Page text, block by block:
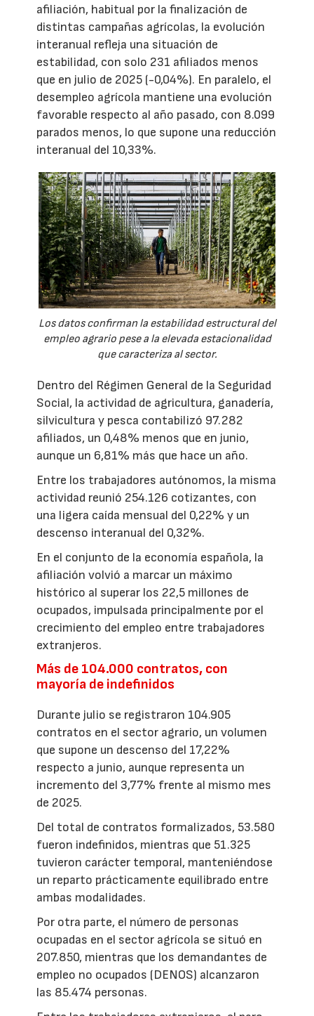
afiliación, habitual por la finalización de
distintas campañas agrícolas, la evolución
interanual refleja una situación de
estabilidad, con solo 231 afiliados menos
que en julio de 2025 (-0,04%). En paralelo, el
desempleo agrícola mantiene una evolución
favorable respecto al año pasado, con 8.099
parados menos, lo que supone una reducción
interanual del 10,33%.
Los datos confirman la estabilidad estructural del
empleo agrario pese a la elevada estacionalidad
que caracteriza al sector.
Dentro del Régimen General de la Seguridad
Social, la actividad de agricultura, ganadería,
silvicultura y pesca contabilizó 97.282
afiliados, un 0,48% menos que en junio,
aunque un 6,81% más que hace un año.
Entre los trabajadores autónomos, la misma
actividad reunió 254.126 cotizantes, con
una ligera caída mensual del 0,22% y un
descenso interanual del 0,32%.
En el conjunto de la economía española, la
afiliación volvió a marcar un máximo
histórico al superar los 22,5 millones de
ocupados, impulsada principalmente por el
crecimiento del empleo entre trabajadores
extranjeros.
Más de 104.000 contratos, con
mayoría de indefinidos
Durante julio se registraron 104.905
contratos en el sector agrario, un volumen
que supone un descenso del 17,22%
respecto a junio, aunque representa un
incremento del 3,77% frente al mismo mes
de 2025.
Del total de contratos formalizados, 53.580
fueron indefinidos, mientras que 51.325
tuvieron carácter temporal, manteniéndose
un reparto prácticamente equilibrado entre
ambas modalidades.
Por otra parte, el número de personas
ocupadas en el sector agrícola se situó en
207.850, mientras que los demandantes de
empleo no ocupados (DENOS) alcanzaron
las 85.474 personas.